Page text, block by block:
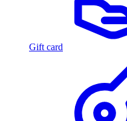
Gift card